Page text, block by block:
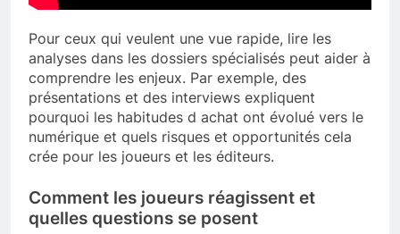
Pour ceux qui veulent une vue rapide, lire les
analyses dans les dossiers spécialisés peut aider à
comprendre les enjeux. Par exemple, des
présentations et des interviews expliquent
pourquoi les habitudes d achat ont évolué vers le
numérique et quels risques et opportunités cela
crée pour les joueurs et les éditeurs.
Comment les joueurs réagissent et
quelles questions se posent